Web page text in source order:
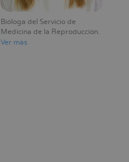
Bióloga del Servicio de
Medicina de la Reproducción
Ver más